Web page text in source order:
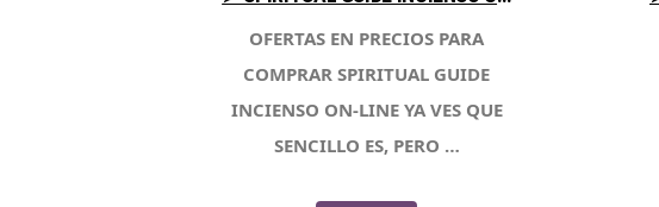
OFERTAS EN PRECIOS PARA
COMPRAR SPIRITUAL GUIDE
INCIENSO ON-LINE YA VES QUE
SENCILLO ES, PERO …